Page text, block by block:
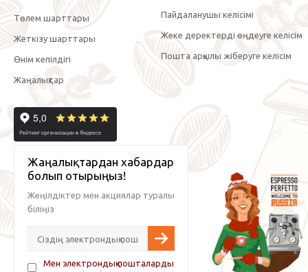
Төлем шарттары
Жеткізу шарттары
Өнім кепілдігі
Жаңалықтар
Пайдаланушы келісімі
Жеке деректерді өңдеуге келісім
Пошта арқылы жіберуге келісім
Жаңалықтардан хабардар
болып отырыңыз!
Жеңілдіктер мен акциялар туралы
біліңіз
Мен электрондық пошталарды